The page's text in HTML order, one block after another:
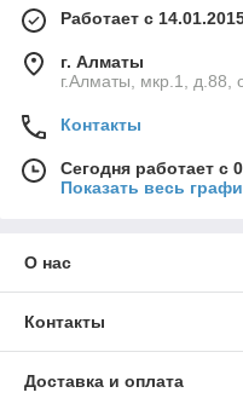
Работает с
г. Алматы
г.Алматы, мкр.1, д.88,
Контакты
Сегодня работает с
Показать весь
О нас
Контакты
Доставка и оплата